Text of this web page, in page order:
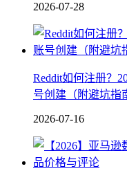
2026-07-28
Reddit如何注册？
号创建（附避坑指
2026-07-16